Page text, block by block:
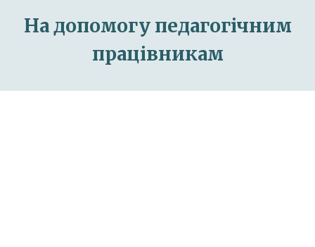
На допомогу педагогічним
працівникам